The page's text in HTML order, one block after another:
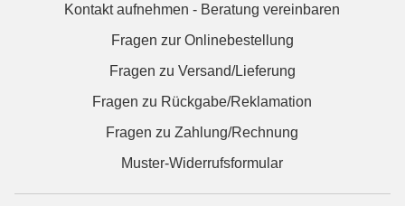
Kontakt aufnehmen - Beratung vereinbaren
Fragen zur Onlinebestellung
Fragen zu Versand/Lieferung
Fragen zu Rückgabe/Reklamation
Fragen zu Zahlung/Rechnung
Muster-Widerrufsformular